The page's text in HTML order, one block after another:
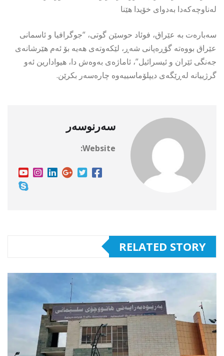
لەناوچەکەدا بەدوای خۆیدا هێنا
سەبارەت بە عێراق، فوئاد حوسێن گوتی، “جوگرافیا و ئاسمانی
عێراق بووەتە گۆڕەپانی شەڕ، لێکەوتەی هەیە بۆ ئەم هێرشانەی
جەنگی ئێران و ئیسرائیل”، ئاماژەی بەوەش دا، هیوادارین ئەو
گرژییانە لەڕێگەی دیپلۆماسییەوە چارەسەر بکرێن.
سەرنوسەر
Website:
RELATED STORY